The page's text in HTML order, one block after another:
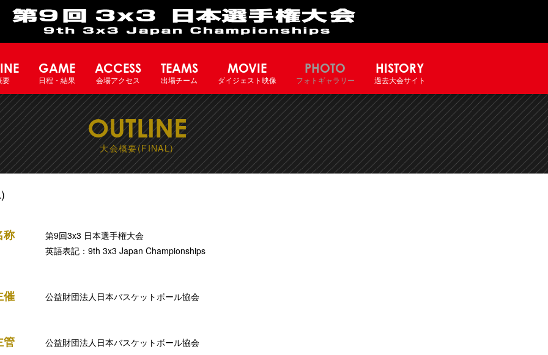
要
GAME
日程・結果
ACCESS
会場アクセス
TEAMS
出場チーム
MOVIE
ダイジェスト映像
PHOTO
フォトギャラリー
HISTORY
過去大会サイト
OUTLINE
大会概要(FINAL)
称
第9回3x3 日本選手権大会
英語表記：9th 3x3 Japan Championships
催 公益財団法人日本バスケットボール協会
管 公益財団法人日本バスケットボール協会